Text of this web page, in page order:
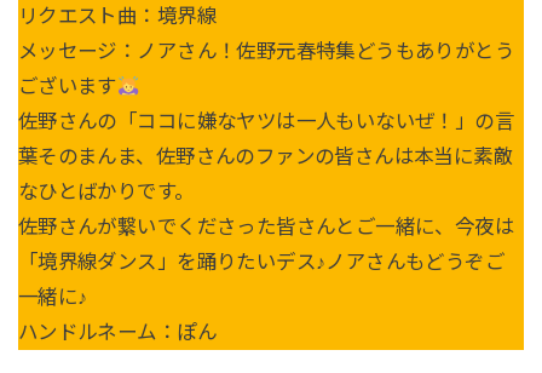
リクエスト曲：境界線
メッセージ：ノアさん！佐野元春特集どうもありがとう
ございます
佐野さんの「ココに嫌なヤツは一人もいないぜ！」の言
葉そのまんま、佐野さんのファンの皆さんは本当に素敵
なひとばかりです。
佐野さんが繋いでくださった皆さんとご一緒に、今夜は
「境界線ダンス」を踊りたいデス♪ノアさんもどうぞご
一緒に♪
ハンドルネーム：ぽん